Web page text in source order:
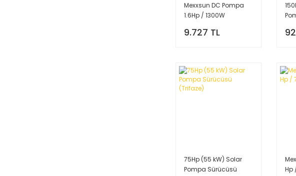
Mexxsun DC Pompa
1.6Hp / 1300W
9.727 TL
75Hp (55 kW) Solar
Pompa Sürücüsü
Hp